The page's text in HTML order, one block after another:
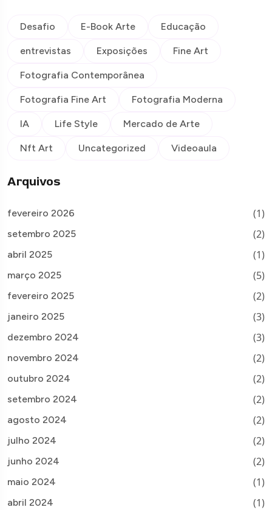
Desafio E-Book Arte Educação
entrevistas Exposições Fine Art
Fotografia Contemporânea
Fotografia Fine Art Fotografia Moderna
IA Life Style Mercado de Arte
Nft Art Uncategorized Videoaula
Arquivos
fevereiro 2026 (1)
setembro 2025 (2)
abril 2025 (1)
março 2025 (5)
fevereiro 2025 (2)
janeiro 2025 (3)
dezembro 2024 (3)
novembro 2024 (2)
outubro 2024 (2)
setembro 2024 (2)
agosto 2024 (2)
julho 2024 (2)
junho 2024 (2)
maio 2024 (1)
abril 2024 (1)